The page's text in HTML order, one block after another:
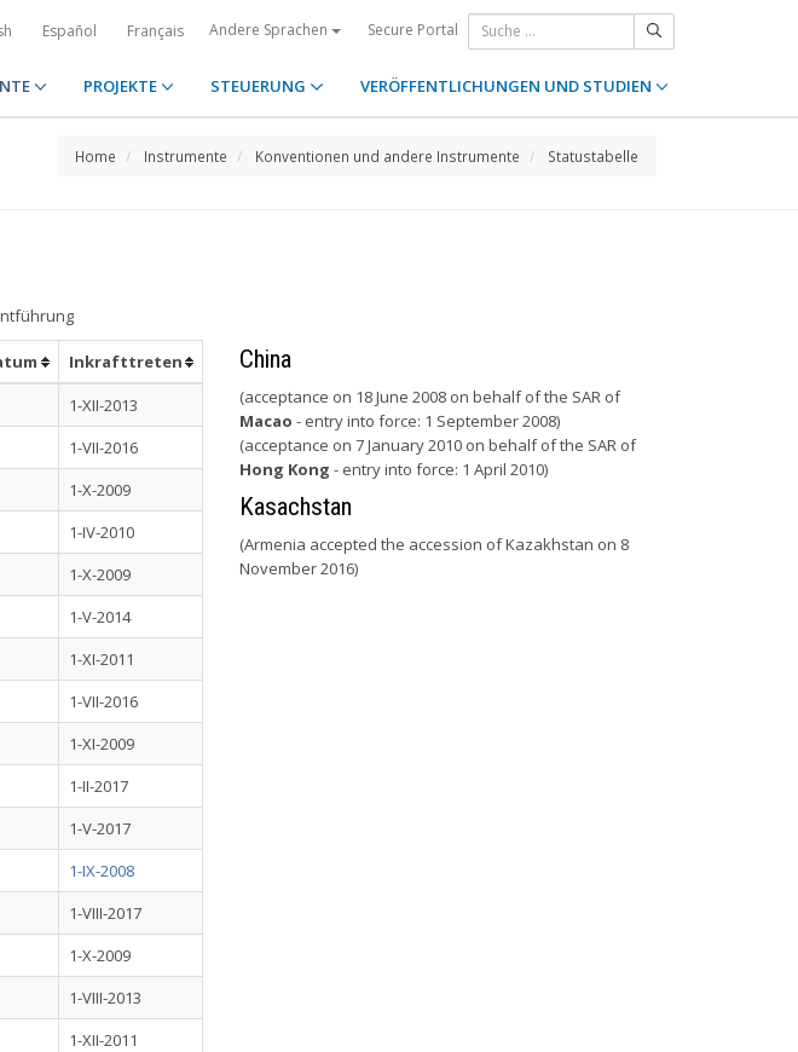
Español Français Andere Sprachen Secure Portal
PROJEKTE STEUERUNG VERÖFFENTLICHUNGEN UND STUDIEN
Home Instrumente Konventionen und andere Instrumente Statustabelle
Inkrafttreten
1-XII-2013
1-VII-2016
1-X-2009
1-IV-2010
1-X-2009
1-V-2014
1-XI-2011
1-VII-2016
1-XI-2009
1-II-2017
1-V-2017
1-IX-2008
1-VIII-2017
1-X-2009
1-VIII-2013
1-XII-2011
China
(acceptance on 18 June 2008 on behalf of the SAR of
Macao - entry into force: 1 September 2008)
(acceptance on 7 January 2010 on behalf of the SAR of
Hong Kong - entry into force: 1 April 2010)
Kasachstan
(Armenia accepted the accession of Kazakhstan on 8
November 2016)